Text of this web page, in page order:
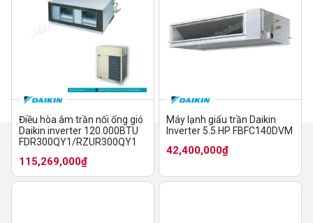
Điều hòa âm trần nối ống gió
Daikin inverter 120.000BTU
FDR300QY1/RZUR300QY1
115,269,000₫
Máy lạnh giấu trần Daikin
Inverter 5.5 HP FBFC140DVM
42,400,000₫